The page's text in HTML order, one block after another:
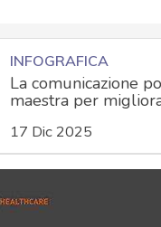
INFOGRAFICA
La comunicazione
maestra per
17 Dic 2025